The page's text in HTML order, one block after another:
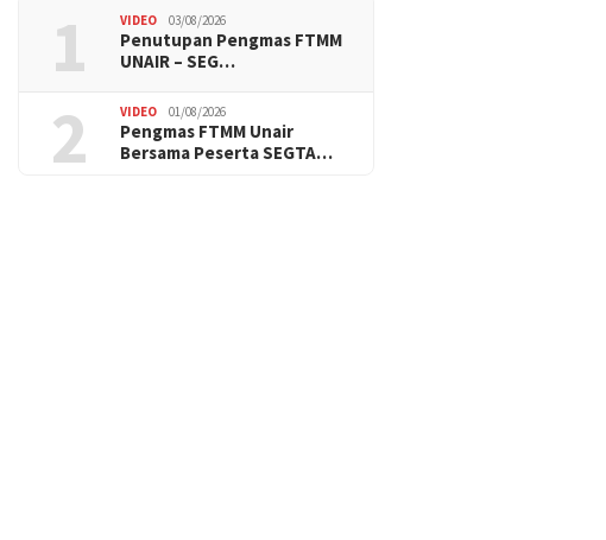
1 VIDEO 03/08/2026
Penutupan Pengmas FTMM
UNAIR – SEG…
2 VIDEO 01/08/2026
Pengmas FTMM Unair
Bersama Peserta SEGTA…